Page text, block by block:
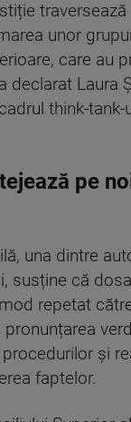
unor
care au
declarat Laura
think-
pe
una dintre
susține că
repetat
și
faptelor.